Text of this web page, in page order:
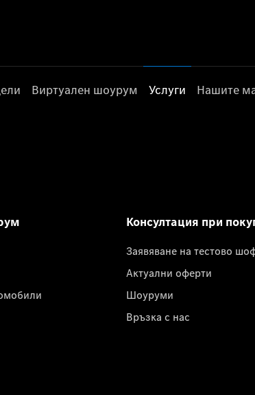
Виртуален шоурум Услуги Нашите
Консултация при
Заявяване на тестово
Актуални оферти
Шоуруми
Връзка с нас